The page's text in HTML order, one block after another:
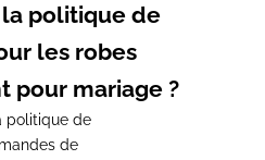
politique de
les robes
pour mariage ?
politique de
de